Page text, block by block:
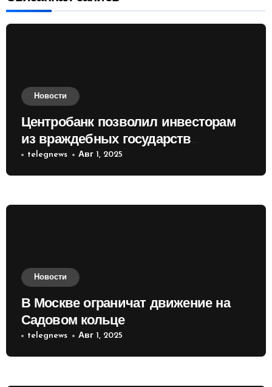
Новости
Центробанк позволил инвесторам
из враждебных государств
приобретать валюту
telegnews Авг 1, 2025
Новости
В Москве ограничат движение на
Садовом кольце
telegnews Авг 1, 2025